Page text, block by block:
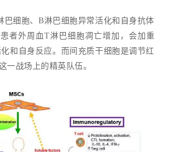
巴细胞、B淋巴细胞异常活化和自身抗体
者外周血T淋巴细胞凋亡增加，会加重
和自身反应。而间充质干细胞是调节红
一战场上的精英队伍。